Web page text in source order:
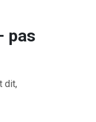
pas
dit,